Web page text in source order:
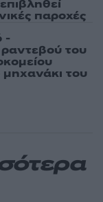
παροχές
-
του
του